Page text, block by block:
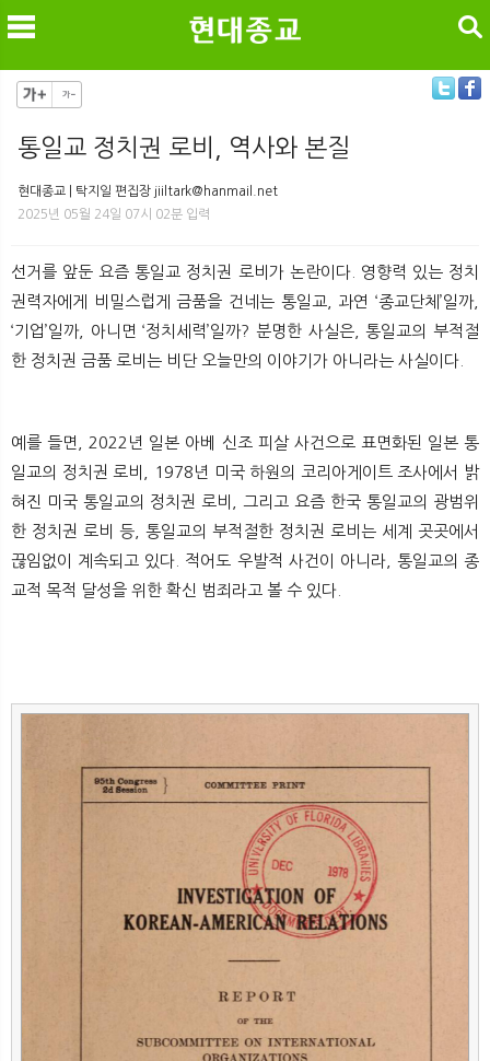
뉴 색
검색
통일교 정치권 로비, 역사와 본질
현대종교 | 탁지일 편집장 jiiltark@hanmail.net
2025년 05월 24일 07시 02분 입력
선거를 앞둔 요즘 통일교 정치권 로비가 논란이다. 영향력 있는 정치
권력자에게 비밀스럽게 금품을 건네는 통일교, 과연 ‘종교단체’일까,
‘기업’일까, 아니면 ‘정치세력’일까? 분명한 사실은, 통일교의 부적절
한 정치권 금품 로비는 비단 오늘만의 이야기가 아니라는 사실이다.
예를 들면, 2022년 일본 아베 신조 피살 사건으로 표면화된 일본 통
일교의 정치권 로비, 1978년 미국 하원의 코리아게이트 조사에서 밝
혀진 미국 통일교의 정치권 로비, 그리고 요즘 한국 통일교의 광범위
한 정치권 로비 등, 통일교의 부적절한 정치권 로비는 세계 곳곳에서
끊임없이 계속되고 있다. 적어도 우발적 사건이 아니라, 통일교의 종
교적 목적 달성을 위한 확신 범죄라고 볼 수 있다.